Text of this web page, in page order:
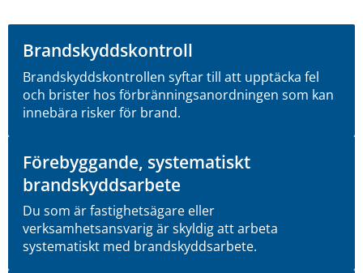
Brandskyddskontroll
Brandskyddskontrollen syftar till att upptäcka fel
och brister hos förbränningsanordningen som kan
innebära risker för brand.
Förebyggande, systematiskt
brandskyddsarbete
Du som är fastighetsägare eller
verksamhetsansvarig är skyldig att arbeta
systematiskt med brandskyddsarbete.